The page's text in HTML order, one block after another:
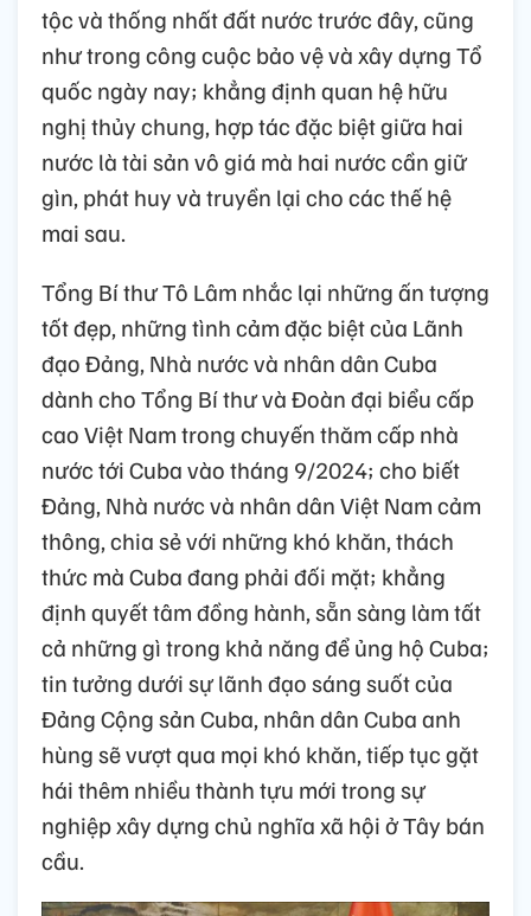
tộc và thống nhất đất nước trước đây, cũng
như trong công cuộc bảo vệ và xây dựng Tổ
quốc ngày nay; khẳng định quan hệ hữu
nghị thủy chung, hợp tác đặc biệt giữa hai
nước là tài sản vô giá mà hai nước cần giữ
gìn, phát huy và truyền lại cho các thế hệ
mai sau.
Tổng Bí thư Tô Lâm nhắc lại những ấn tượng
tốt đẹp, những tình cảm đặc biệt của Lãnh
đạo Đảng, Nhà nước và nhân dân Cuba
dành cho Tổng Bí thư và Đoàn đại biểu cấp
cao Việt Nam trong chuyến thăm cấp nhà
nước tới Cuba vào tháng 9/2024; cho biết
Đảng, Nhà nước và nhân dân Việt Nam cảm
thông, chia sẻ với những khó khăn, thách
thức mà Cuba đang phải đối mặt; khẳng
định quyết tâm đồng hành, sẵn sàng làm tất
cả những gì trong khả năng để ủng hộ Cuba;
tin tưởng dưới sự lãnh đạo sáng suốt của
Đảng Cộng sản Cuba, nhân dân Cuba anh
hùng sẽ vượt qua mọi khó khăn, tiếp tục gặt
hái thêm nhiều thành tựu mới trong sự
nghiệp xây dựng chủ nghĩa xã hội ở Tây bán
cầu.